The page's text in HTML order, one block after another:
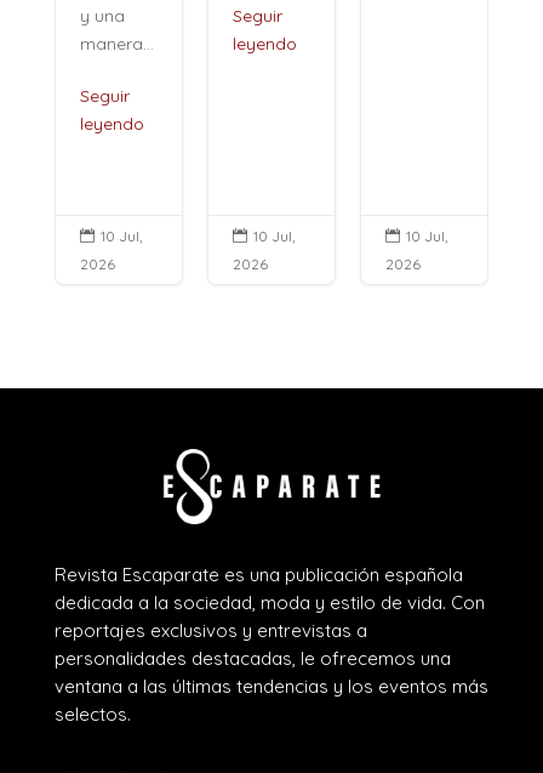
y una
manera...
Seguir
leyendo
 10 Jul,
2026
Seguir
leyendo
 10 Jul,
2026
 10 Jul,
2026
Revista Escaparate es una publicación española
dedicada a la sociedad, moda y estilo de vida. Con
reportajes exclusivos y entrevistas a
personalidades destacadas, le ofrecemos una
ventana a las últimas tendencias y los eventos más
selectos.